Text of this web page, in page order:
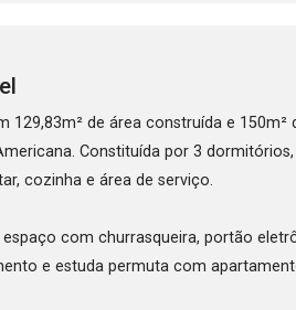
129,83m² de área construída e
Constituída por 3
cozinha e área de serviço.
com churrasqueira, portão
e estuda permuta com